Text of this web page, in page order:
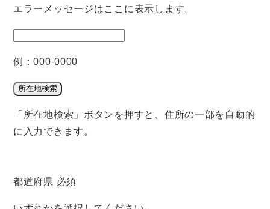
エラーメッセージはここに表示します。
例：000-0000
所在地検索
「所在地検索」ボタンを押すと、住所の一部を自動的
に入力できます。
都道府県 必須